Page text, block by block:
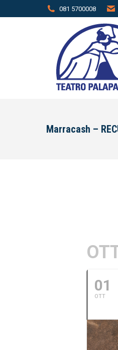
081 5700008
Marracash –
01
OTT